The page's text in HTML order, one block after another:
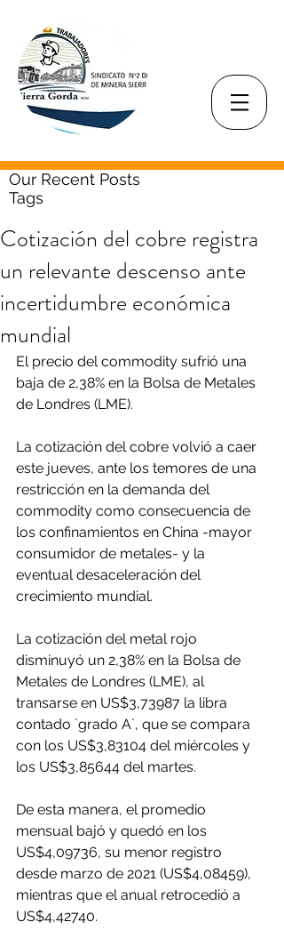
Our Recent Posts
Tags
Cotización del cobre registra
un relevante descenso ante
incertidumbre económica
mundial
El precio del commodity sufrió una
baja de 2,38% en la Bolsa de Metales
de Londres (LME).
La cotización del cobre volvió a caer
este jueves, ante los temores de una
restricción en la demanda del
commodity como consecuencia de
los confinamientos en China -mayor
consumidor de metales- y la
eventual desaceleración del
crecimiento mundial.
La cotización del metal rojo
disminuyó un 2,38% en la Bolsa de
Metales de Londres (LME), al
transarse en US$3,73987 la libra
contado `grado A`, que se compara
con los US$3,83104 del miércoles y
los US$3,85644 del martes.
De esta manera, el promedio
mensual bajó y quedó en los
US$4,09736, su menor registro
desde marzo de 2021 (US$4,08459),
mientras que el anual retrocedió a
US$4,42740.